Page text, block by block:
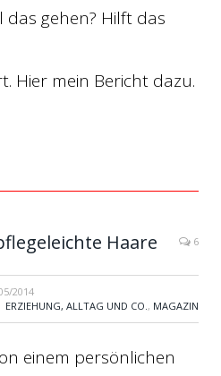
das gehen? Hilft das
Hier mein Bericht dazu.
Haare 6
2014
ERZIEHUNG, ALLTAG UND CO., MAGAZIN
einem persönlichen